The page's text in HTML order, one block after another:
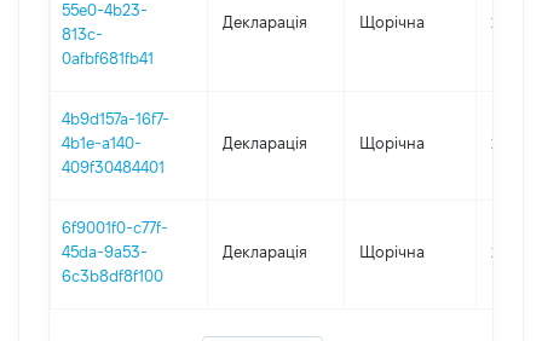
55e0-4b23-
813c-
0afbf681fb41
Декларація Щорічна 2020
4b9d157a-16f7-
4b1e-a140-
409f30484401
Декларація Щорічна 2019
6f9001f0-c77f-
45da-9a53-
6c3b8df8f100
Декларація Щорічна 2018